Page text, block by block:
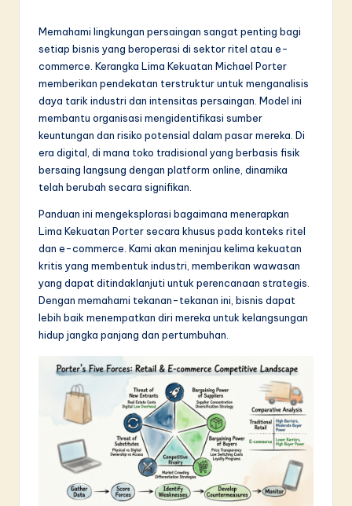
si
L
in
A
Memahami lingkungan persaingan sangat penting bagi
setiap bisnis yang beroperasi di sektor ritel atau e-
commerce. Kerangka Lima Kekuatan Michael Porter
memberikan pendekatan terstruktur untuk menganalisis
daya tarik industri dan intensitas persaingan. Model ini
membantu organisasi mengidentifikasi sumber
keuntungan dan risiko potensial dalam pasar mereka. Di
era digital, di mana toko tradisional yang berbasis fisik
bersaing langsung dengan platform online, dinamika
telah berubah secara signifikan.
Panduan ini mengeksplorasi bagaimana menerapkan
Lima Kekuatan Porter secara khusus pada konteks ritel
dan e-commerce. Kami akan meninjau kelima kekuatan
kritis yang membentuk industri, memberikan wawasan
yang dapat ditindaklanjuti untuk perencanaan strategis.
Dengan memahami tekanan-tekanan ini, bisnis dapat
lebih baik menempatkan diri mereka untuk kelangsungan
hidup jangka panjang dan pertumbuhan.